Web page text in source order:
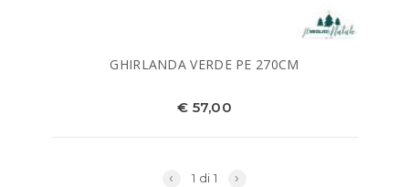
GHIRLANDA VERDE PE 270CM
€ 57,00
‹ 1 di 1 ›